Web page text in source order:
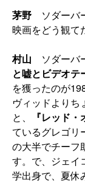
茅野 ソダーバ
映画をどう観て
村山 ソダーバ
と嘘とビデオテ
を獲ったのが
ヴィッドよりち
と、
『レッド・
ているグレゴリ
の大半でチーフ
す。で、ジェイ
学出身で、夏休